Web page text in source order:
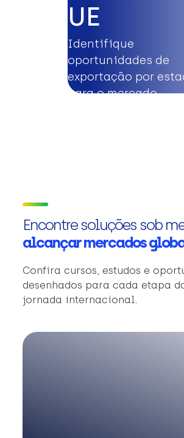
UE
Identifique
oportunidades de
exportação por
para o mercado
Encontre soluções sob
alcançar mercados
Confira cursos, estudos e
desenhados para cada etapa
jornada internacional.